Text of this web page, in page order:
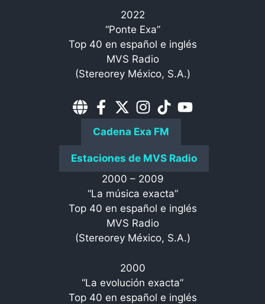
2022
“Ponte Exa”
Top 40 en español e inglés
MVS Radio
(Stereorey México, S.A.)
Cadena Exa FM
Estaciones de MVS Radio
2000 – 2009
“La música exacta”
Top 40 en español e inglés
MVS Radio
(Stereorey México, S.A.)
2000
“La evolución exacta”
Top 40 en español e inglés